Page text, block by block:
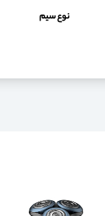
نوع سیم